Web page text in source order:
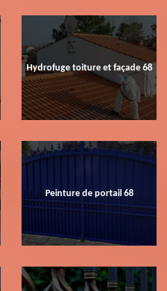
Hydrofuge toiture et façade 68
Peinture de portail 68